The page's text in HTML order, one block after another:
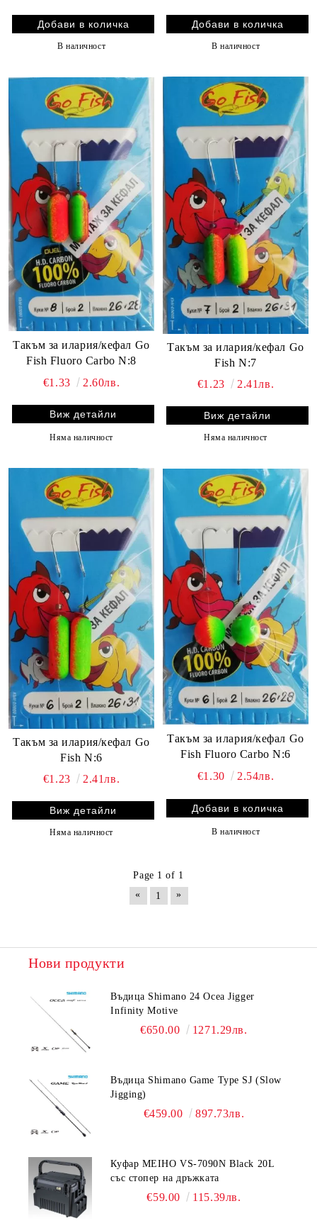
В наличност В наличност
Такъм за илария/кефал Go
Fish Fluoro Carbo N:8
€1.33
2.60лв.
Виж детайли
Няма наличност
Такъм за илария/кефал Go
Fish N:7
€1.23
2.41лв.
Виж детайли
Няма наличност
Такъм за илария/кефал Go
Fish N:6
€1.23
2.41лв.
Виж детайли
Няма наличност
Такъм за илария/кефал Go
Fish Fluoro Carbo N:6
€1.30
2.54лв.
В наличност
Page 1 of 1
«
1 »
Нови продукти
Въдица Shimano 24 Ocea Jigger
Infinity Motive
€650.00 1271.29лв.
Въдица Shimano Game Type SJ (Slow
Jigging)
€459.00 897.73лв.
Куфар MEIHO VS-7090N Black 20L
със стопер на дръжката
€59.00 115.39лв.